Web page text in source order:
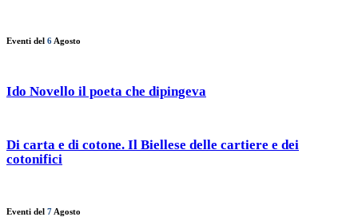
Eventi del 6 Agosto
Ido Novello il poeta che dipingeva
Di carta e di cotone. Il Biellese delle cartiere e dei
cotonifici
Eventi del 7 Agosto